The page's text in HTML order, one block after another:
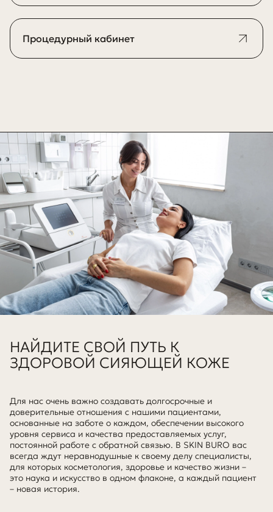
Процедурный кабинет
НАЙДИТЕ СВОЙ ПУТЬ К
ЗДОРОВОЙ СИЯЮЩЕЙ КОЖЕ
Для нас очень важно создавать долгосрочные и
доверительные отношения с нашими пациентами,
основанные на заботе о каждом, обеспечении высокого
уровня сервиса и качества предоставляемых услуг,
постоянной работе с обратной связью. В SKIN BURO вас
всегда ждут неравнодушные к своему делу специалисты,
для которых косметология, здоровье и качество жизни –
это наука и искусство в одном флаконе, а каждый пациент
– новая история.